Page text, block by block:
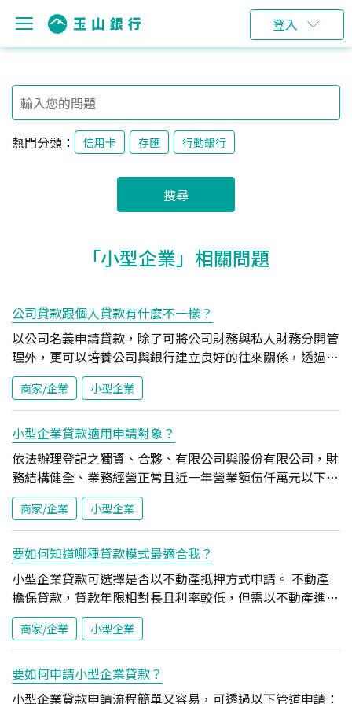
登入
熱門分類： 信用卡 存匯 行動銀行
搜尋
「小型企業」相關問題
公司貸款跟個人貸款有什麼不一樣？
以公司名義申請貸款，除了可將公司財務與私人財務分開管
理外，更可以培養公司與銀行建立良好的往來關係，透過適
度的財務槓桿規劃，提高資金運用的靈活度，另為公司未來
成長所需的資金週轉預做準備。 玉山力挺小型企業 中小企
業貸款融資多元方案，額度最高500萬元！ 預約諮詢
商家/企業 小型企業
小型企業貸款適用申請對象？
依法辦理登記之獨資、合夥、有限公司與股份有限公司，財
務結構健全、業務經營正常且近一年營業額伍仟萬元以下。
玉山力挺小型企業 中小企業貸款融資多元方案，額度最高
500萬元！ 預約諮詢
商家/企業 小型企業
要如何知道哪種貸款模式最適合我？
小型企業貸款可選擇是否以不動產抵押方式申請。 不動產
擔保貸款，貸款年限相對長且利率較低，但需以不動產進行
設定；若無不動產，可選擇呈送信用保證基金方式，不需設
定不動產，取得資金簡便又快速。 玉山力挺小型企業 中小
企業貸款融資多元方案，額度最高500萬元！ 預約諮詢
商家/企業 小型企業
要如何申請小型企業貸款？
小型企業貸款申請流程簡單又容易，可透過以下管道申請：